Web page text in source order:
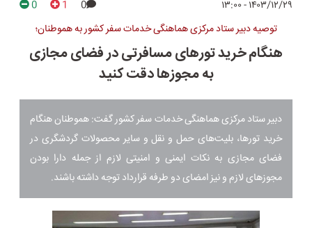
۱۴۰۳/۱۲/۲۹ - ۱۳:۰۰ 0
1
0
توصیه دبیر ستاد مرکزی هماهنگی خدمات سفر کشور به هموطنان؛
هنگام خرید تور‌های مسافرتی در فضای مجازی
به مجوز‌ها دقت کنید
دبیر ستاد مرکزی هماهنگی خدمات سفر کشور گفت: هموطنان هنگام
خرید تورها، بلیت‌های حمل و نقل و سایر محصولات گردشگری در
فضای مجازی به نکات ایمنی و امنیتی لازم از جمله دارا بودن
مجوز‌های لازم و نیز امضای دو طرفه قرارداد توجه داشته باشند.